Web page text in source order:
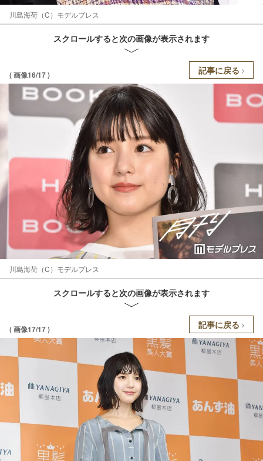
川島海荷（C）モデルプレス
スクロールすると次の画像が表示されます
( 画像16/17 ) 記事に戻る
川島海荷（C）モデルプレス
スクロールすると次の画像が表示されます
( 画像17/17 ) 記事に戻る